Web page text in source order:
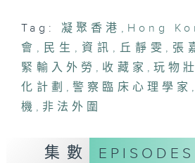
「睇波唔賭波．一世無坎坷
四年一度的世界盃已經開
以「湊熱鬧」的心態投注
遠離賭博。
「玩物壯志-遊戲天堂任你玩
Tag: 凝聚香港 , Hong
會 , 民生 , 資訊 , 丘靜雯 , 張
緊輸入外勞 , 收藏家 , 玩物
化計劃 , 警察臨床心理學家 ,
機 , 非法外圍
集數 EPISODES